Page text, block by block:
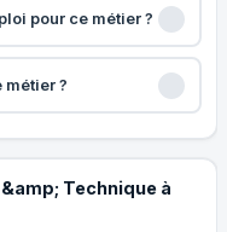
pour ce métier ?
métier ?
Technique à